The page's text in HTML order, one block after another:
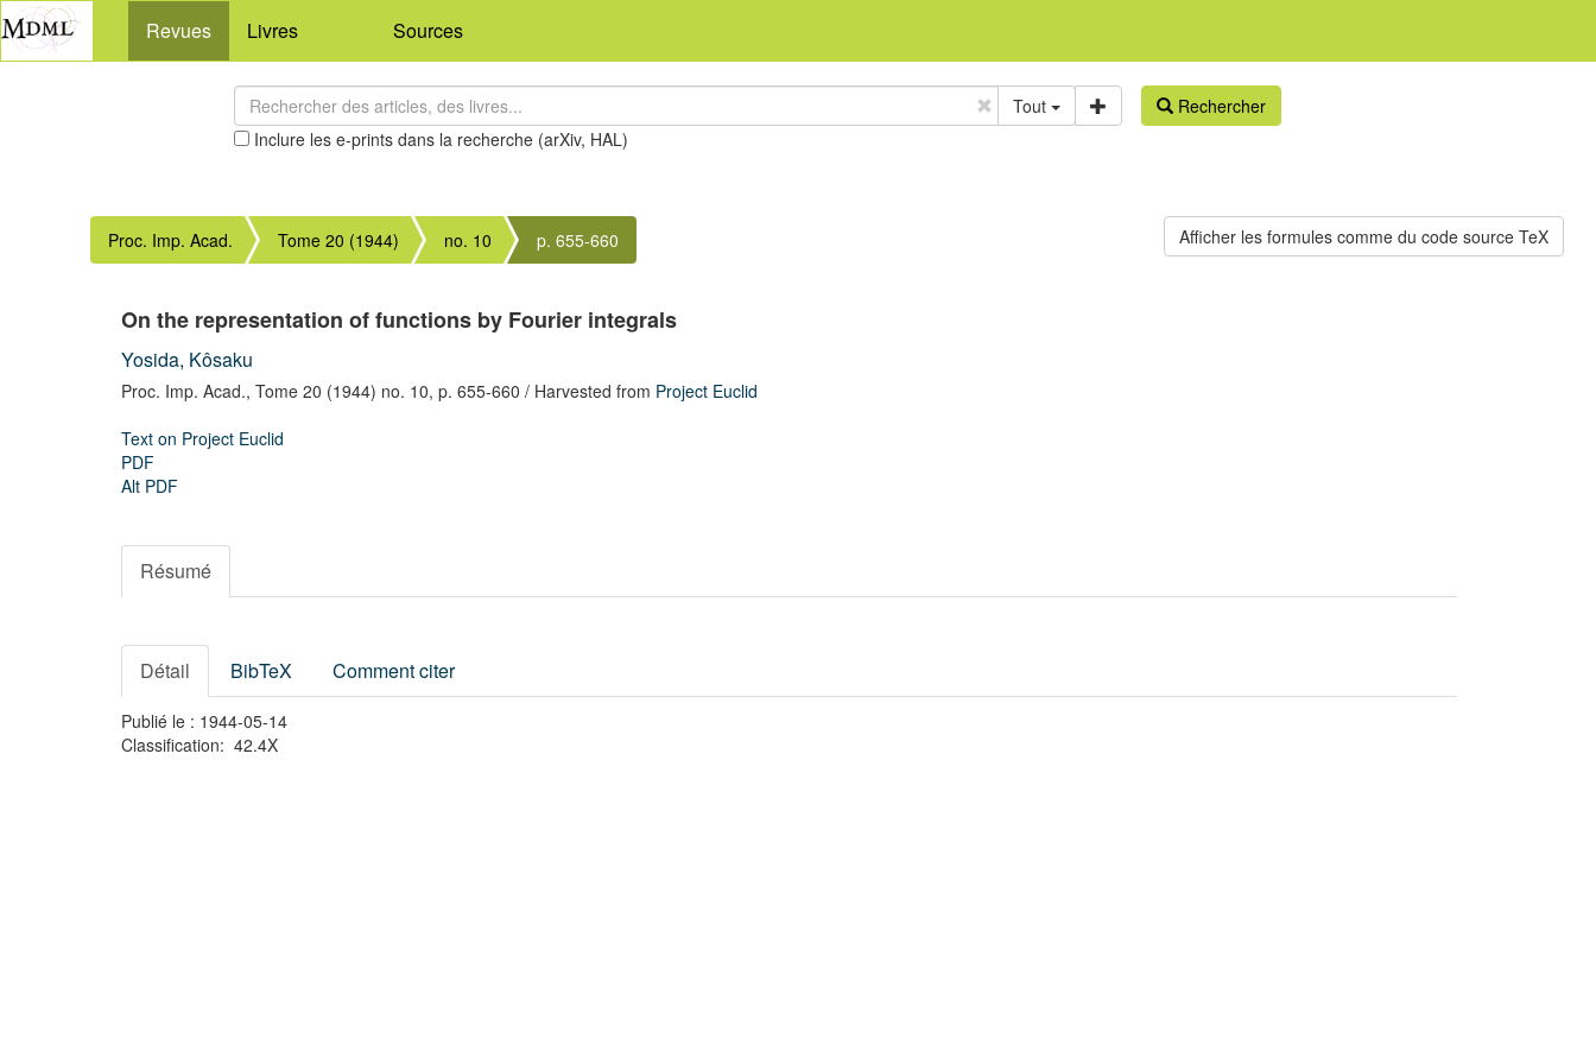
Revues Livres Sources
Tout
Inclure les e-prints dans la recherche (arXiv, HAL)
Rechercher
Proc. Imp. Acad. Tome 20 (1944) no. 10 p. 655-660
On the representation of functions by Fourier integrals
Yosida, Kôsaku
Proc. Imp. Acad., Tome 20 (1944) no. 10, p. 655-660 / Harvested from Project Euclid
Text on Project Euclid
PDF
Alt PDF
Résumé
Détail BibTeX Comment citer
Publié le : 1944-05-14
Classification: 42.4X